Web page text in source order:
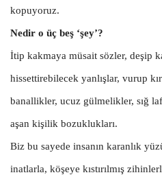
kopuyoruz.
Nedir o üç beş ‘şey’?
İtip kakmaya müsait sözler, deşip
hissettirebilecek yanlışlar, vurup
banallikler, ucuz gülmelikler, sığ
aşan kişilik bozuklukları.
Biz bu sayede insanın karanlık
inatlarla, köşeye kıstırılmış